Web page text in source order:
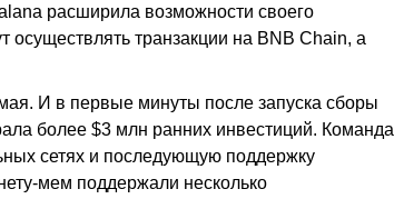
расширила возможности своего
осуществлять транзакции на BNB Chain, а
И в первые минуты после запуска сборы
более $3 млн ранних инвестиций. Команда
сетях и последующую поддержку
мем поддержали несколько